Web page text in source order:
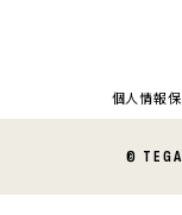
個人情報
©